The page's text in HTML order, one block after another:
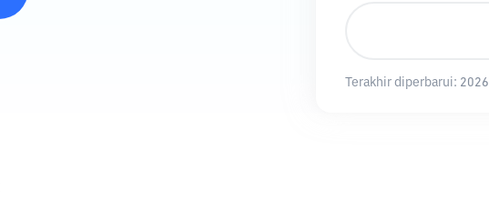
Terakhir diperbarui: